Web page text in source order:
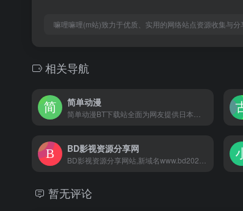
嘛哩嘛哩(m站)致力于优质、实用的网络站点资源收集与分
相关导航
简单动漫
BD影视资源分享网
暂无评论